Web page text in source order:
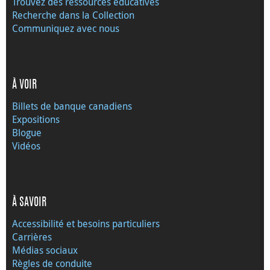
Recherche dans la Collection
Communiquez avec nous
À VOIR
Billets de banque canadiens
Expositions
Blogue
Vidéos
À SAVOIR
Accessibilité et besoins particuliers
Carrières
Médias sociaux
Règles de conduite